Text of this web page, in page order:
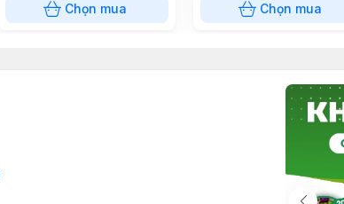
Chọn mua Chọn mua